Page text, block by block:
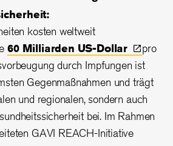
kosten weltweit
60 Milliarden US-Dollar
pro
durch Impfungen ist
Gegenmaßnahmen und trägt
und regionalen, sondern auch
bei. Im Rahmen
GAVI REACH-Initiative